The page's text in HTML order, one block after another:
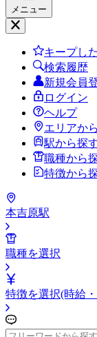
メニュー
キープし
検索履歴
新規会員
ログイン
ヘルプ
エリアか
駅から探
職種から
特徴から
本吉原駅
職種を選択
特徴を選択(時給